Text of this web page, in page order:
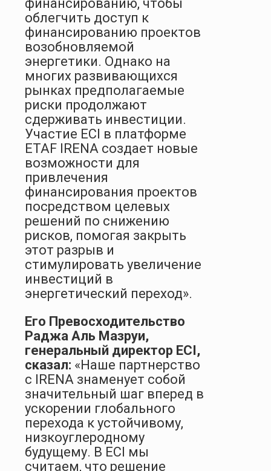
финансированию, чтобы
облегчить доступ к
финансированию проектов
возобновляемой
энергетики. Однако на
многих развивающихся
рынках предполагаемые
риски продолжают
сдерживать инвестиции.
Участие ECI в платформе
ETAF IRENA создает новые
возможности для
привлечения
финансирования проектов
посредством целевых
решений по снижению
рисков, помогая закрыть
этот разрыв и
стимулировать увеличение
инвестиций в
энергетический переход».
Его Превосходительство
Раджа Аль Мазруи,
генеральный директор ECI,
сказал: «Наше партнерство
с IRENA знаменует собой
значительный шаг вперед в
ускорении глобального
перехода к устойчивому,
низкоуглеродному
будущему. В ECI мы
считаем, что решение